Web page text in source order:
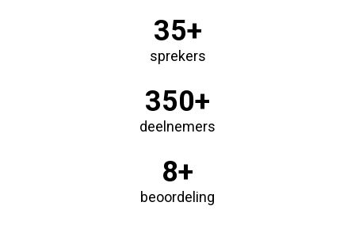
35+
sprekers
350+
deelnemers
8+
beoordeling